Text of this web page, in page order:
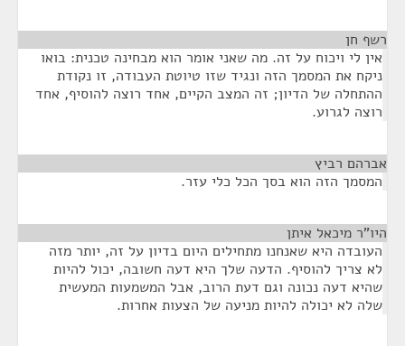
רשף חן
אין לי ויכוח על זה. מה שאני אומר הוא מבחינה טכנית: בואו
ניקח את המסמך הזה ונגיד שזו טיוטת העבודה, זו נקודת
ההתחלה של הדיון; זה המצב הקיים, אחד רוצה להוסיף, אחד
רוצה לגרוע.
אברהם רביץ
המסמך הזה הוא בסך הכל כלי עזר.
היו"ר מיכאל איתן
העובדה היא שאנחנו מתחילים היום בדיון על זה, יותר מזה
לא צריך להוסיף. הדעה שלך היא דעה חשובה, יכול להיות
שהיא דעה נכונה וגם דעת הרוב, אבל המשמעות המעשית
שלה לא יכולה להיות מניעה של הצעות אחרות.